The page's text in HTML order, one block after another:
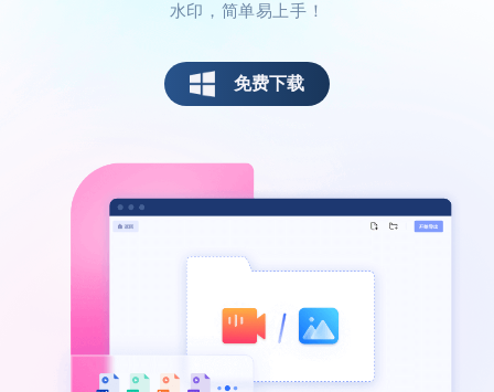
水印，简单易上手！
免费下载
朋友推荐的水印助手，我经常进行视频制
操作简单适合小白
整体来说挺好的，操作没有很复杂，对于新
手来说是个很不错的选择！